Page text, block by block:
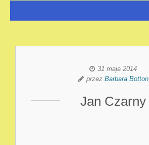
31 maja 2014
przez Barbara Botton
Jan Czarny